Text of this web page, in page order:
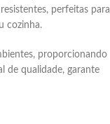
perfeitas para
cozinha.
proporcionando
de qualidade, garante